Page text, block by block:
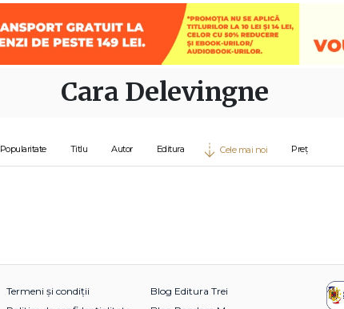
Cara Delevingne
Popularitate Titlu Autor Editura Cele mai noi Preț
Termeni și condiții
Blog Editura Trei